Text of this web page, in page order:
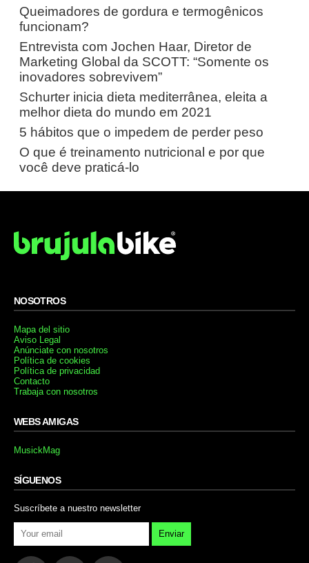
Queimadores de gordura e termogênicos
funcionam?
Entrevista com Jochen Haar, Diretor de
Marketing Global da SCOTT: “Somente os
inovadores sobrevivem”
Schurter inicia dieta mediterrânea, eleita a
melhor dieta do mundo em 2021
5 hábitos que o impedem de perder peso
O que é treinamento nutricional e por que
você deve praticá-lo
NOSOTROS
Mapa del sitio
Aviso Legal
Anúnciate con nosotros
Política de cookies
Política de privacidad
Contacto
Trabaja con nosotros
WEBS AMIGAS
MusickMag
SÍGUENOS
Suscríbete a nuestro newsletter
Enviar